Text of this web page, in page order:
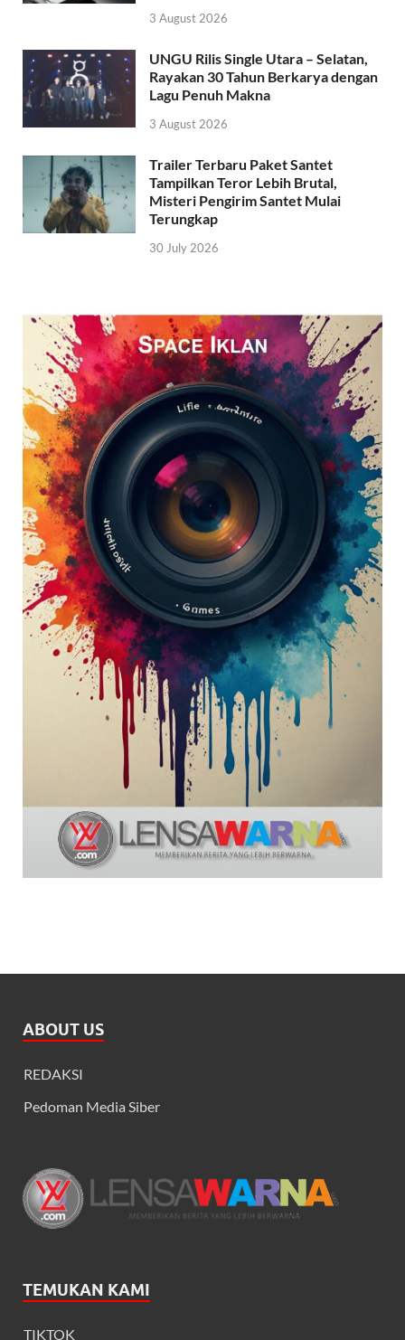
3 August 2026
UNGU Rilis Single Utara – Selatan,
Rayakan 30 Tahun Berkarya dengan
Lagu Penuh Makna
3 August 2026
Trailer Terbaru Paket Santet
Tampilkan Teror Lebih Brutal,
Misteri Pengirim Santet Mulai
Terungkap
30 July 2026
ABOUT US
REDAKSI
Pedoman Media Siber
TEMUKAN KAMI
TIKTOK